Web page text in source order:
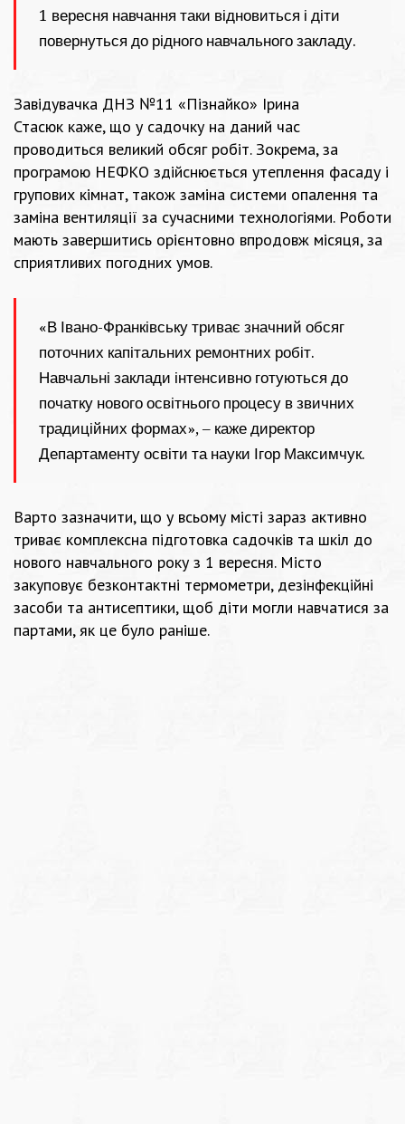
1 вересня навчання таки відновиться і діти
повернуться до рідного навчального закладу.
Завідувачка ДНЗ №11 «Пізнайко» Ірина
Стасюк каже, що у садочку на даний час
проводиться великий обсяг робіт. Зокрема, за
програмою НЕФКО здійснюється утеплення фасаду і
групових кімнат, також заміна системи опалення та
заміна вентиляції за сучасними технологіями. Роботи
мають завершитись орієнтовно впродовж місяця, за
сприятливих погодних умов.
«В Івано-Франківську триває значний обсяг
поточних капітальних ремонтних робіт.
Навчальні заклади інтенсивно готуються до
початку нового освітнього процесу в звичних
традиційних формах», – каже директор
Департаменту освіти та науки Ігор Максимчук.
Варто зазначити, що у всьому місті зараз активно
триває комплексна підготовка садочків та шкіл до
нового навчального року з 1 вересня. Місто
закуповує безконтактні термометри, дезінфекційні
засоби та антисептики, щоб діти могли навчатися за
партами, як це було раніше.